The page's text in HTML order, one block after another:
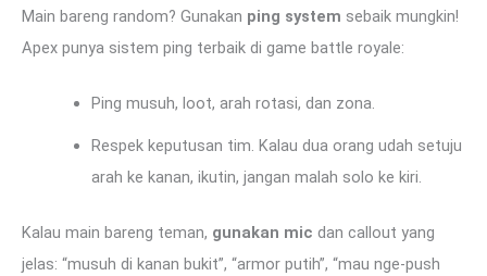
Main bareng random? Gunakan ping system sebaik mungkin!
Apex punya sistem ping terbaik di game battle royale:
Ping musuh, loot, arah rotasi, dan zona.
Respek keputusan tim. Kalau dua orang udah setuju
arah ke kanan, ikutin, jangan malah solo ke kiri.
Kalau main bareng teman, gunakan mic dan callout yang
jelas: “musuh di kanan bukit”, “armor putih”, “mau nge-push